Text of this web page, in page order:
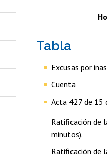
Tabla
Excusas por
Cuenta
Acta 427 de 15
Ratificación de
minutos).
Ratificación de